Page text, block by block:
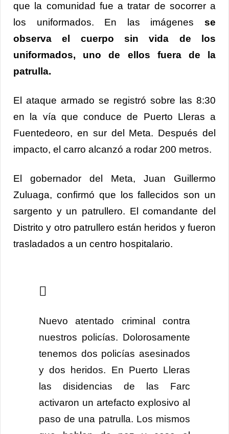
que la comunidad fue a tratar de socorrer a
los uniformados. En las imágenes se
observa el cuerpo sin vida de los
uniformados, uno de ellos fuera de la
patrulla.
El ataque armado se registró sobre las 8:30
en la vía que conduce de Puerto Lleras a
Fuentedeoro, en sur del Meta. Después del
impacto, el carro alcanzó a rodar 200 metros.
El gobernador del Meta, Juan Guillermo
Zuluaga, confirmó que los fallecidos son un
sargento y un patrullero. El comandante del
Distrito y otro patrullero están heridos y fueron
trasladados a un centro hospitalario.
Nuevo atentado criminal contra
nuestros policías. Dolorosamente
tenemos dos policías asesinados
y dos heridos. En Puerto Lleras
las disidencias de las Farc
activaron un artefacto explosivo al
paso de una patrulla. Los mismos